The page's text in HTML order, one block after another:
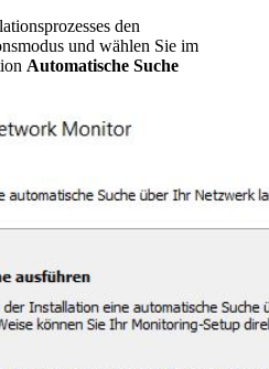
den
und wählen Sie im
Automatische Suche